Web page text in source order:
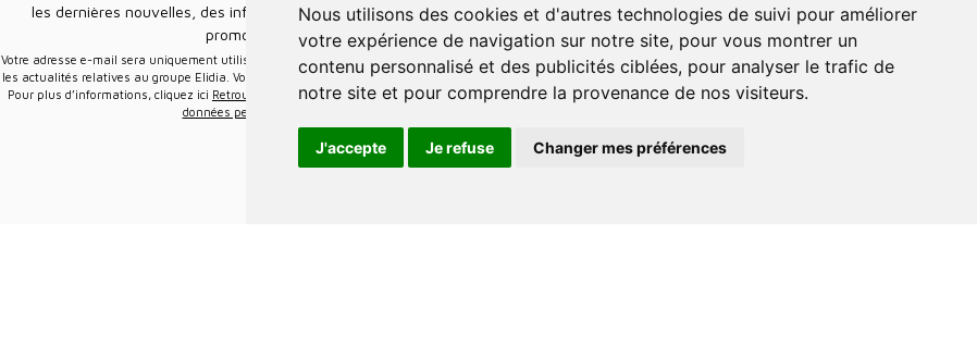
Nous utilisons des cookies et d'autres technologies de suivi pour améliorer
votre expérience de navigation sur notre site, pour vous montrer un
contenu personnalisé et des publicités ciblées, pour analyser le trafic de
notre site et pour comprendre la provenance de nos visiteurs.
J'accepte Je refuse Changer mes préférences
les dernières nouvelles, des informations sur les ventes et les
promotions.
Votre adresse e-mail sera uniquement utilisée pour vous envoyer des informations sur
les actualités relatives au groupe Elidia. Vous pouvez vous désinscrire à tout moment.
Pour plus d’informations, cliquez ici Retrouvez ici notre politique de protection de vos
données personnelles